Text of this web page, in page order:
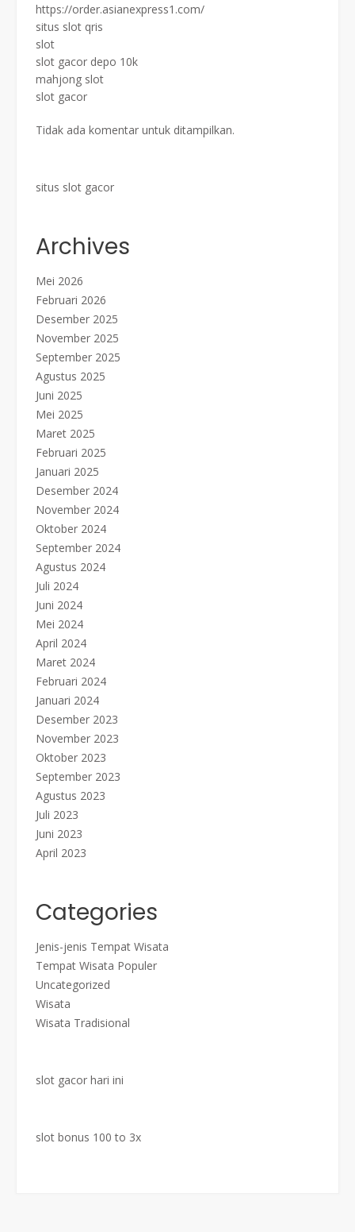
https://order.asianexpress1.com/
situs slot qris
slot
slot gacor depo 10k
mahjong slot
slot gacor
Tidak ada komentar untuk ditampilkan.
situs slot gacor
Archives
Mei 2026
Februari 2026
Desember 2025
November 2025
September 2025
Agustus 2025
Juni 2025
Mei 2025
Maret 2025
Februari 2025
Januari 2025
Desember 2024
November 2024
Oktober 2024
September 2024
Agustus 2024
Juli 2024
Juni 2024
Mei 2024
April 2024
Maret 2024
Februari 2024
Januari 2024
Desember 2023
November 2023
Oktober 2023
September 2023
Agustus 2023
Juli 2023
Juni 2023
April 2023
Categories
Jenis-jenis Tempat Wisata
Tempat Wisata Populer
Uncategorized
Wisata
Wisata Tradisional
slot gacor hari ini
slot bonus 100 to 3x